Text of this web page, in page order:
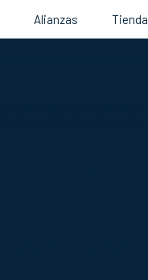
Alianzas Tienda